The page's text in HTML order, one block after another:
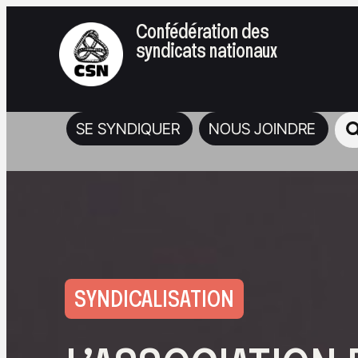
Confédération des
syndicats nationaux
SE SYNDIQUER NOUS JOINDRE
SYNDICALISATION